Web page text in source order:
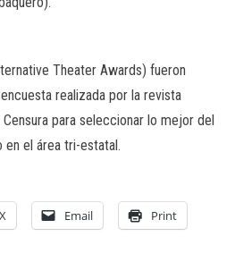
Theater Awards) fueron
realizada por la revista
para seleccionar lo mejor del
el área tri-estatal.
X Email Print